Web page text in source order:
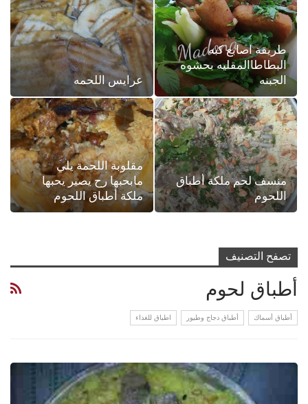
طريقة اصابع كبه
البطاطاالمقليه بحشوه
الجبنه
عرايس اللحمه
منسف لحم ملكة أطباق
اللحوم
مقلوبة اللحمة يلي
مابحبها رح يصير يحبها
ملكة أطباق اللحوم
تصفح التصنيف
أطباق لحوم
أطباق أسماك أطباق دجاج وطيور اطباق للغذاء